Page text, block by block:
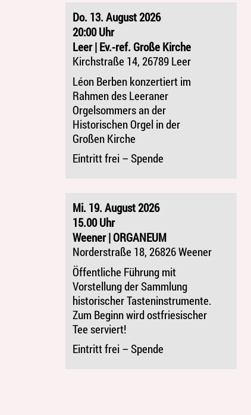
Do. 13. August 2026
20:00 Uhr
Leer | Ev.-ref. Große Kirche
Kirchstraße 14, 26789 Leer
Léon Berben konzertiert im
Rahmen des Leeraner
Orgelsommers an der
Historischen Orgel in der
Großen Kirche
Eintritt frei – Spende
Mi. 19. August 2026
15.00 Uhr
Weener | ORGANEUM
Norderstraße 18, 26826 Weener
Öffentliche Führung mit
Vorstellung der Sammlung
historischer Tasteninstrumente.
Zum Beginn wird ostfriesischer
Tee serviert!
Eintritt frei – Spende